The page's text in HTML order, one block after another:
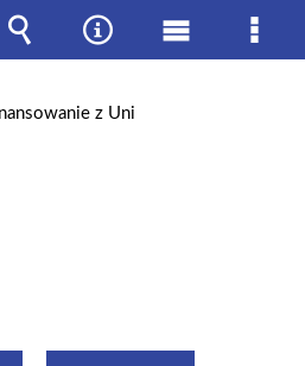
Wyszukiwarka
Narzędzia
Menu